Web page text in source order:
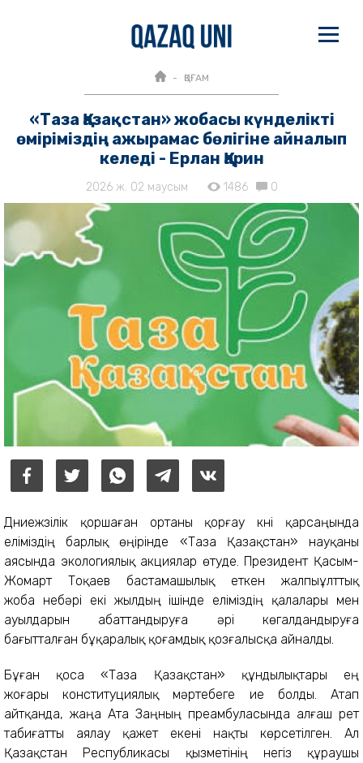
ҚОҒАМ
«Таза Қазақстан» жобасы күнделікті
өміріміздің ажырамас бөлігіне айналып
келеді - Ерлан Қарин
2026 ж. 02 маусым 1486 0
Дүниежүзілік қоршаған ортаны қорғау күні қарсаңында
еліміздің барлық өңірінде «Таза Қазақстан» науқаны
аясында экологиялық акциялар өтуде. Президент Қасым-
Жомарт Тоқаев бастамашылық еткен жалпыұлттық
жоба небәрі екі жылдың ішінде еліміздің қалалары мен
ауылдарын абаттандыруға әрі көгалдандыруға
бағытталған бұқаралық қоғамдық қозғалысқа айналды.
Бұған қоса «Таза Қазақстан» құндылықтары ең
жоғары конституциялық мәртебеге ие болды. Атап
айтқанда, жаңа Ата Заңның преамбуласында алғаш рет
табиғатты аялау қажет екені нақты көрсетілген. Ал
Қазақстан Республикасы қызметінің негіз құраушы